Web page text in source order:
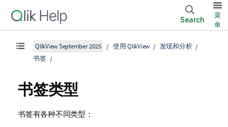
Search
菜
单
QlikView September 2025 使用 QlikView
发现和分析
书签
书签类型
书签有各种不同类型：